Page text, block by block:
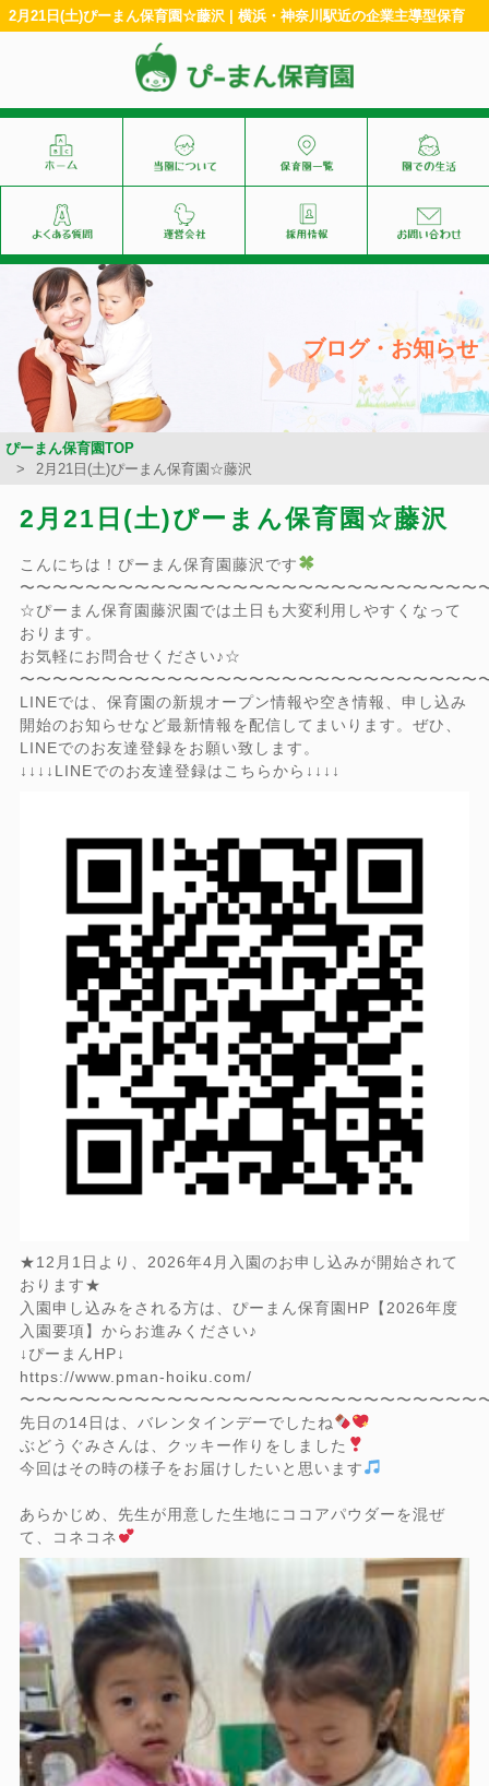
2月21日(土)ぴーまん保育園☆藤沢 | 横浜・神奈川駅近の企業主導型保育
ブログ・お知らせ
ぴーまん保育園TOP
2月21日(土)ぴーまん保育園☆藤沢
2月21日(土)ぴーまん保育園☆藤沢
こんにちは！ぴーまん保育園藤沢です
〜〜〜〜〜〜〜〜〜〜〜〜〜〜〜〜〜〜〜〜〜〜〜〜〜〜〜〜
☆ぴーまん保育園藤沢園では土日も大変利用しやすくなって
おります。
お気軽にお問合せください♪☆
〜〜〜〜〜〜〜〜〜〜〜〜〜〜〜〜〜〜〜〜〜〜〜〜〜〜〜〜
LINEでは、保育園の新規オープン情報や空き情報、申し込み
開始のお知らせなど最新情報を配信してまいります。ぜひ、
LINEでのお友達登録をお願い致します。
↓↓↓↓LINEでのお友達登録はこちらから↓↓↓↓
★12月1日より、2026年4月入園のお申し込みが開始されて
おります★
入園申し込みをされる方は、ぴーまん保育園HP【2026年度
入園要項】からお進みください♪
↓ぴーまんHP↓
https://www.pman-hoiku.com/
〜〜〜〜〜〜〜〜〜〜〜〜〜〜〜〜〜〜〜〜〜〜〜〜〜〜〜〜
先日の14日は、バレンタインデーでしたね
ぶどうぐみさんは、クッキー作りをしました
今回はその時の様子をお届けしたいと思います
あらかじめ、先生が用意した生地にココアパウダーを混ぜ
て、コネコネ